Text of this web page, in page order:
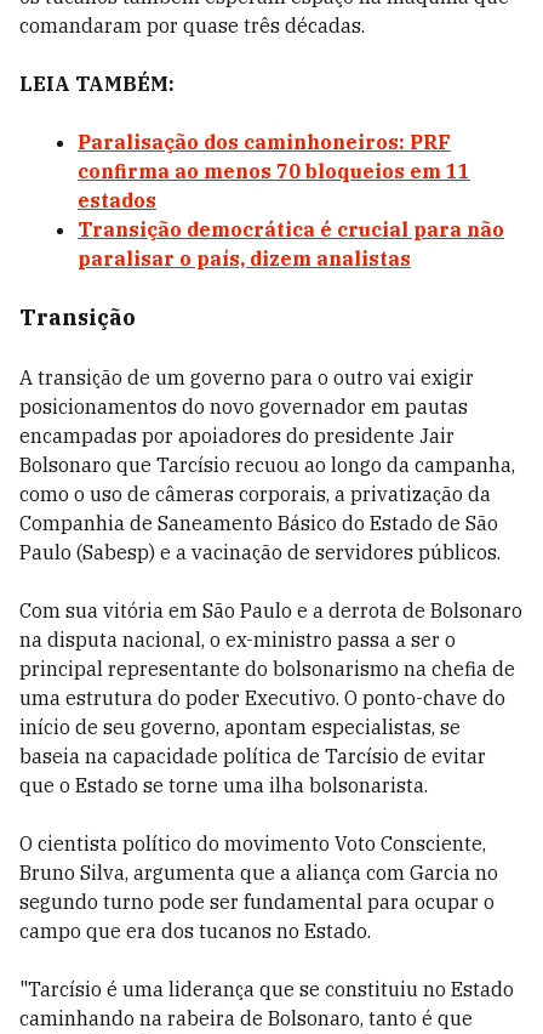
comandaram por quase três décadas.
LEIA TAMBÉM:
Paralisação dos caminhoneiros: PRF
confirma ao menos 70 bloqueios em 11
estados
Transição democrática é crucial para não
paralisar o país, dizem analistas
Transição
A transição de um governo para o outro vai exigir
posicionamentos do novo governador em pautas
encampadas por apoiadores do presidente Jair
Bolsonaro que Tarcísio recuou ao longo da campanha,
como o uso de câmeras corporais, a privatização da
Companhia de Saneamento Básico do Estado de São
Paulo (Sabesp) e a vacinação de servidores públicos.
Com sua vitória em São Paulo e a derrota de Bolsonaro
na disputa nacional, o ex-ministro passa a ser o
principal representante do bolsonarismo na chefia de
uma estrutura do poder Executivo. O ponto-chave do
início de seu governo, apontam especialistas, se
baseia na capacidade política de Tarcísio de evitar
que o Estado se torne uma ilha bolsonarista.
O cientista político do movimento Voto Consciente,
Bruno Silva, argumenta que a aliança com Garcia no
segundo turno pode ser fundamental para ocupar o
campo que era dos tucanos no Estado.
"Tarcísio é uma liderança que se constituiu no Estado
caminhando na rabeira de Bolsonaro, tanto é que